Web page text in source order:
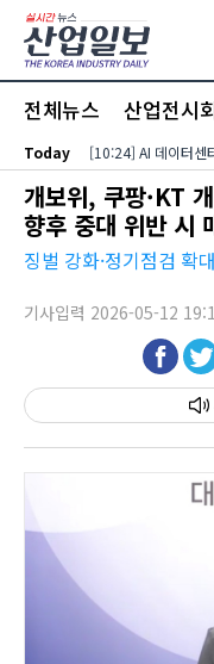
본문 바로가기
전체뉴스 산업전시
Today [10:24] AI 데이터센
개보위, 쿠팡·KT
향후 중대 위반 시
징벌 강화·정기점검
기사입력 2026-05-12